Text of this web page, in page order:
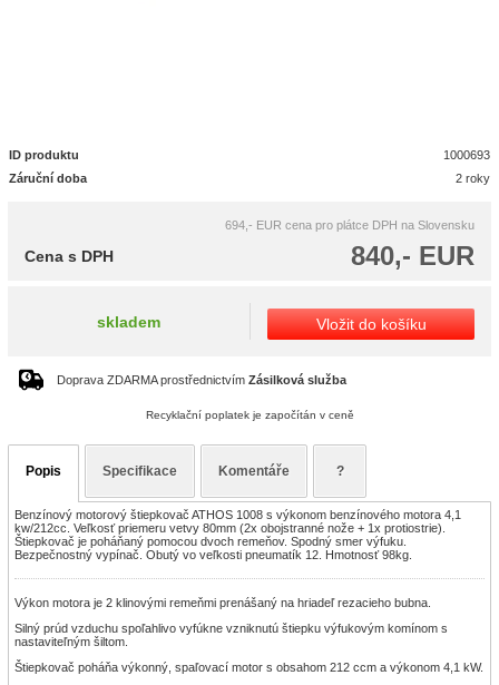
ID produktu
1000693
Záruční doba
2 roky
694,- EUR cena pro plátce DPH na Slovensku
840,- EUR
Cena s DPH
skladem Vložit do košíku
Doprava ZDARMA prostřednictvím Zásilková služba
Recyklační poplatek je započítán v ceně
Popis Specifikace Komentáře ?
Benzínový motorový štiepkovač ATHOS 1008 s výkonom benzínového motora 4,1
kw/212cc. Veľkosť priemeru vetvy 80mm (2x obojstranné nože + 1x protiostrie).
Štiepkovač je poháňaný pomocou dvoch remeňov. Spodný smer výfuku.
Bezpečnostný vypínač. Obutý vo veľkosti pneumatík 12. Hmotnosť 98kg.
Výkon motora je 2 klinovými remeňmi prenášaný na hriadeľ rezacieho bubna.
Silný prúd vzduchu spoľahlivo vyfúkne vzniknutú štiepku výfukovým komínom s
nastaviteľným šiltom.
Štiepkovač poháňa výkonný, spaľovací motor s obsahom 212 ccm a výkonom 4,1 kW.